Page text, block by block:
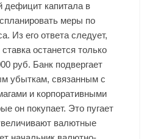
дефицит капитала в
меры по
Из его ответа следует,
останется только
руб. Банк подвергает
убыткам, связанным с
и корпоративными
он покупает. Это пугает
валютные